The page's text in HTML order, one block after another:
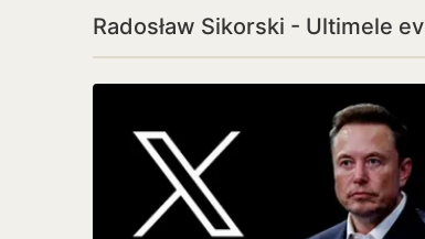
Radosław Sikorski - Ultimele